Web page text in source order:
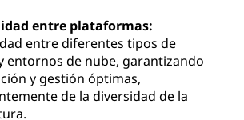
entre plataformas:
entre diferentes tipos de
entornos de nube, garantizando
y gestión óptimas,
de la diversidad de la